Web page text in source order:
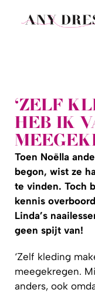
‘ZELF
HEB IK
Toen Noëlla
begon, wist ze
te vinden. Toch
kennis
Linda’s
geen spijt van!
‘Zelf kleding
meegekregen.
anders, ook